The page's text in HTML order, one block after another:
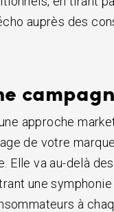
auprès des
approche
de votre
Elle va au-delà
une
à